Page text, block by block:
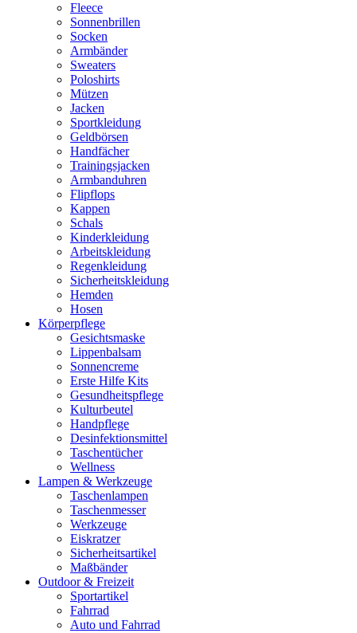
Fleece
Sonnenbrillen
Socken
Armbänder
Sweaters
Poloshirts
Mützen
Jacken
Sportkleidung
Geldbörsen
Handfächer
Trainingsjacken
Armbanduhren
Flipflops
Kappen
Schals
Kinderkleidung
Arbeitskleidung
Regenkleidung
Sicherheitskleidung
Hemden
Hosen
Körperpflege
Gesichtsmaske
Lippenbalsam
Sonnencreme
Erste Hilfe Kits
Gesundheitspflege
Kulturbeutel
Handpflege
Desinfektionsmittel
Taschentücher
Wellness
Lampen & Werkzeuge
Taschenlampen
Taschenmesser
Werkzeuge
Eiskratzer
Sicherheitsartikel
Maßbänder
Outdoor & Freizeit
Sportartikel
Fahrrad
Auto und Fahrrad